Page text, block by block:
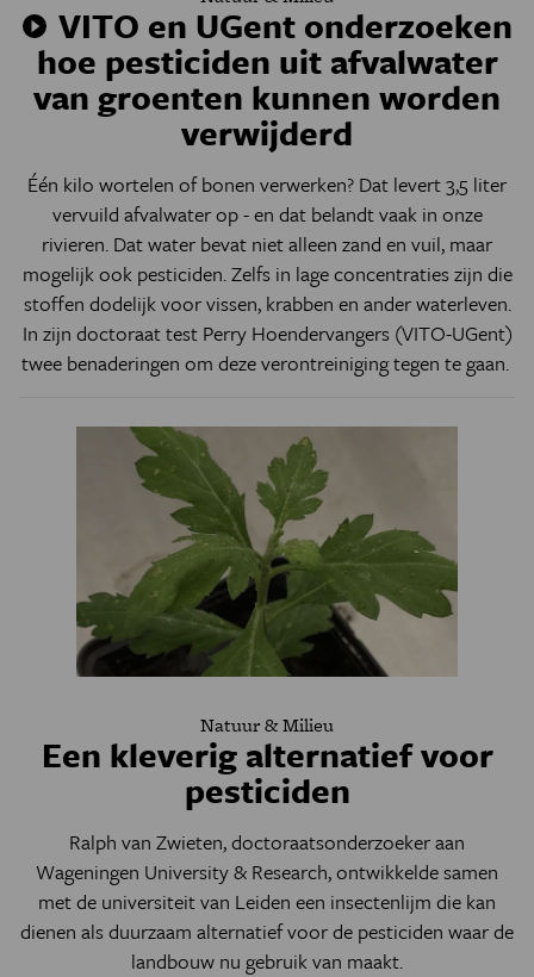
VITO en UGent onderzoeken
hoe pesticiden uit afvalwater
van groenten kunnen worden
verwijderd
Één kilo wortelen of bonen verwerken? Dat levert 3,5 liter
vervuild afvalwater op - en dat belandt vaak in onze
rivieren. Dat water bevat niet alleen zand en vuil, maar
mogelijk ook pesticiden. Zelfs in lage concentraties zijn die
stoffen dodelijk voor vissen, krabben en ander waterleven.
In zijn doctoraat test Perry Hoendervangers (VITO-UGent)
twee benaderingen om deze verontreiniging tegen te gaan.
Natuur & Milieu
Een kleverig alternatief voor
pesticiden
Ralph van Zwieten, doctoraatsonderzoeker aan
Wageningen University & Research, ontwikkelde samen
met de universiteit van Leiden een insectenlijm die kan
dienen als duurzaam alternatief voor de pesticiden waar de
landbouw nu gebruik van maakt.